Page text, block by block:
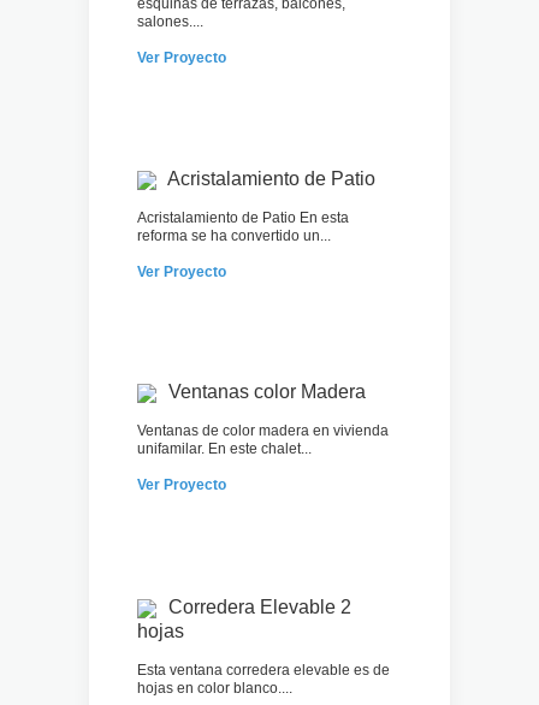
esquinas de terrazas, balcones,
salones....
Ver Proyecto
Acristalamiento de Patio
Acristalamiento de Patio En esta
reforma se ha convertido un...
Ver Proyecto
Ventanas color Madera
Ventanas de color madera en vivienda
unifamilar. En este chalet...
Ver Proyecto
Corredera Elevable 2
hojas
Esta ventana corredera elevable es de
hojas en color blanco....